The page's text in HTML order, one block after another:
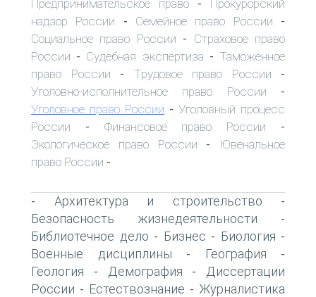
Предпринимательское право - Прокурорский
надзор России - Семейное право России -
Социальное право России - Страховое право
России - Судебная экспертиза - Таможенное
право России - Трудовое право России -
Уголовно-исполнительное право России -
Уголовное право России - Уголовный процесс
России - Финансовое право России -
Экологическое право России -
Ювенальное
право России -
- Архитектура и строительство -
Безопасность жизнедеятельности -
Библиотечное дело - Бизнес - Биология -
Военные дисциплины - География -
Геология - Демография -
Диссертации
России - Естествознание - Журналистика